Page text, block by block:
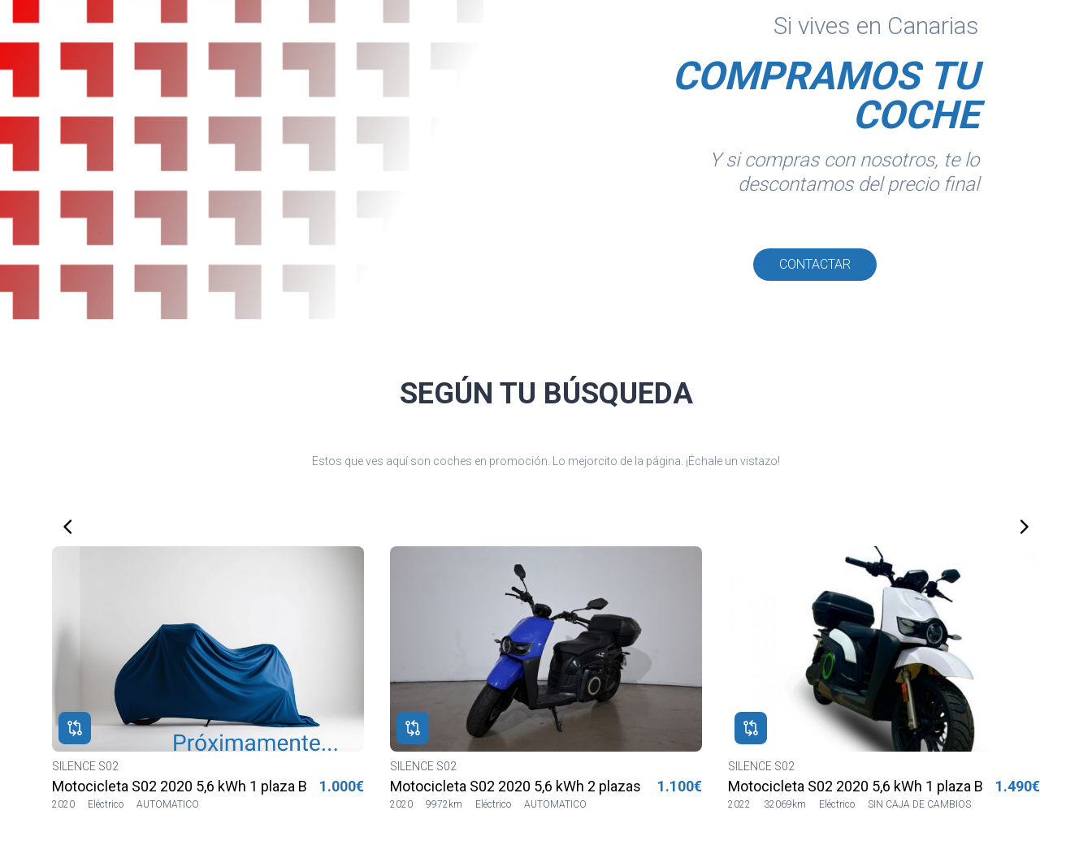
Tarjeta / llave inteligente
Airbags laterales delanteros
Reposacabezas en asientos delanteros, tres reposacabezas en
asientos traseros
presión
Si vives en Canarias
COMPRAMOS TU
COCHE
Y si compras con nosotros, te lo
descontamos del precio final
CONTACTAR
SEGÚN TU BÚSQUEDA
Estos que ves aquí son coches en promoción. Lo mejorcito de la página. ¡Échale un vistazo!
SILENCE S02
Motocicleta S02 2020 5,6 kWh 2 plazas Lilia LVSH
2020 9972km Eléctrico AUTOMATICO
1.100€
SILENCE S02
Motocicleta S02 2020 5,6 kWh 1 plaza Blanca
2022 32069km Eléctrico SIN CAJA DE CAMBIOS
1.490€
SILENCE S02
Motocicleta S02 2022 5,6kWh 2pl Azul Sharing
2022 7232km Eléctrico AUTOMATICO
1.490€